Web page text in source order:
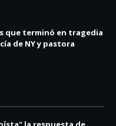
que terminó en tragedia
de NY y pastora